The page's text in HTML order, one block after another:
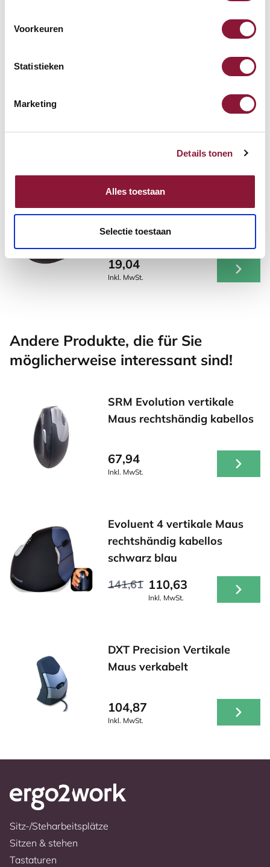
Voorkeuren
Statistieken
Marketing
Details tonen
Alles toestaan
Selectie toestaan
Mauspad mit Gelfüllung
19,04
Inkl. MwSt.
Andere Produkte, die für Sie
möglicherweise interessant sind!
SRM Evolution vertikale
Maus rechtshändig kabellos
67,94
Inkl. MwSt.
Evoluent 4 vertikale Maus
rechtshändig kabellos
schwarz blau
141,61 110,63
Inkl. MwSt.
DXT Precision Vertikale
Maus verkabelt
104,87
Inkl. MwSt.
Sitz-/Steharbeitsplätze
Sitzen & stehen
Tastaturen